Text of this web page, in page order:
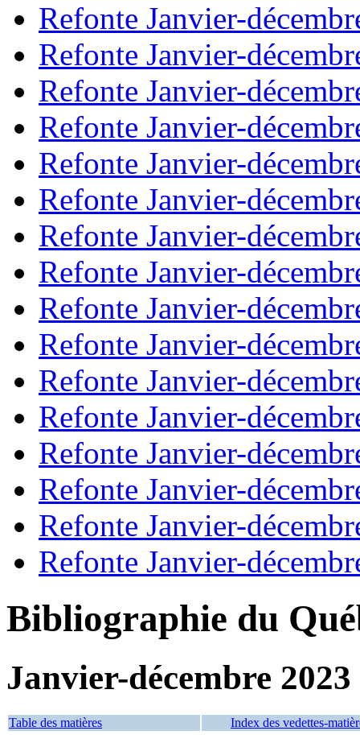
Refonte Janvier-
Refonte Janvier-
Refonte Janvier-
Refonte Janvier-
Refonte Janvier-
Refonte Janvier-
Refonte Janvier-
Refonte Janvier-
Refonte Janvier-
Refonte Janvier-
Refonte Janvier-
Refonte Janvier-
Refonte Janvier-
Refonte Janvier-
Refonte Janvier-
Refonte Janvier-
Bibliographie du
Janvier-décembre 2023
Table des matières Index des vedettes-